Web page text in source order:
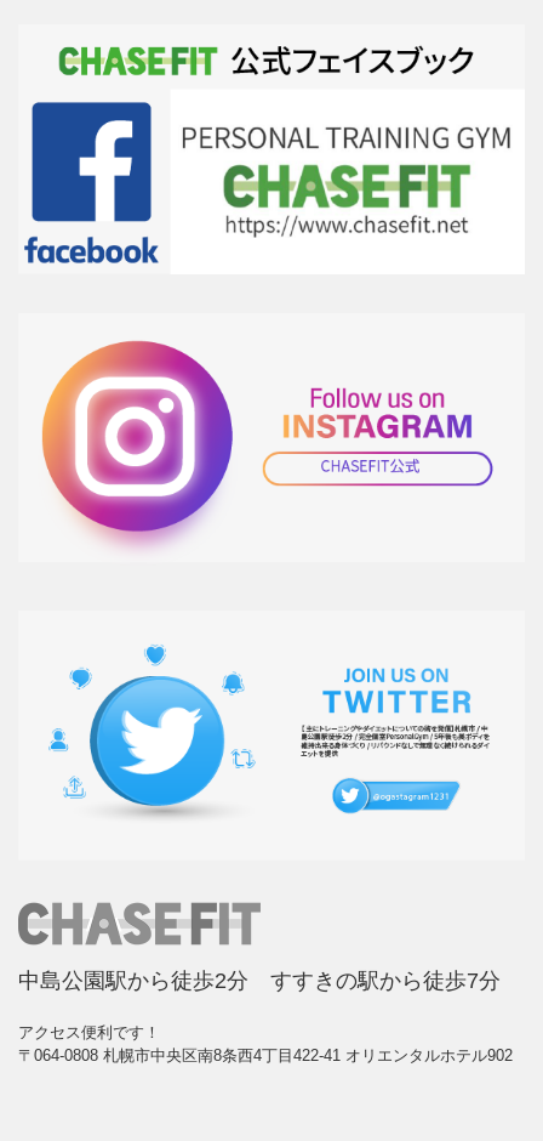
中島公園駅から徒歩2分 すすきの駅から徒歩7分
アクセス便利です！
〒064-0808 札幌市中央区南8条西4丁目422-41 オリエンタルホテル902